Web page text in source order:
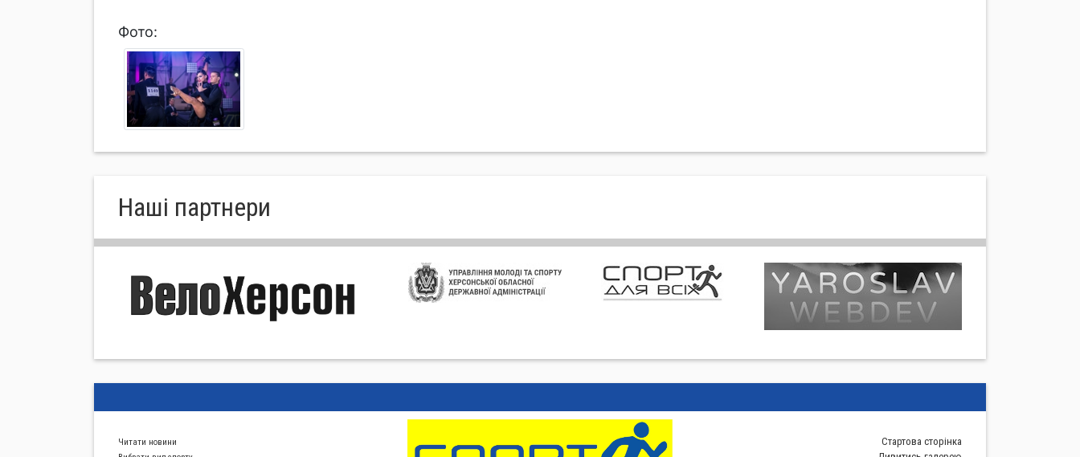
Фото:
Нашi партнери
Читати новини
Стартова сторiнка